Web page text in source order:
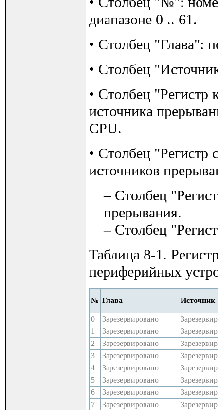
диапазоне 0 .. 61.
• Столбец "Глава":
• Столбец
• Столбец "Регистр
источника
CPU.
• Столбец "Регистр
источников
– Столбец
прерывания.
– Столбец
Таблица 8-1.
периферийных
№ Глава Источник
0 Зарезервировано
1
Зарезервировано
2
Зарезервировано
3
Зарезервировано
4
Зарезервировано
5
Зарезервировано
6
Зарезервировано
7
Зарезервировано